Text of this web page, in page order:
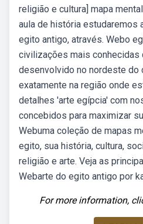
religião e cultura] mapa
aula de história estudaremos
egito antigo, através. Webo
civilizações mais conhecidas
desenvolvido no nordeste do
exatamente na região onde
detalhes 'arte egípcia' com
concebidos para maximizar
Webuma coleção de mapas
egito, sua história, cultura,
religião e arte. Veja as
Webarte do egito antigo por
For more information,